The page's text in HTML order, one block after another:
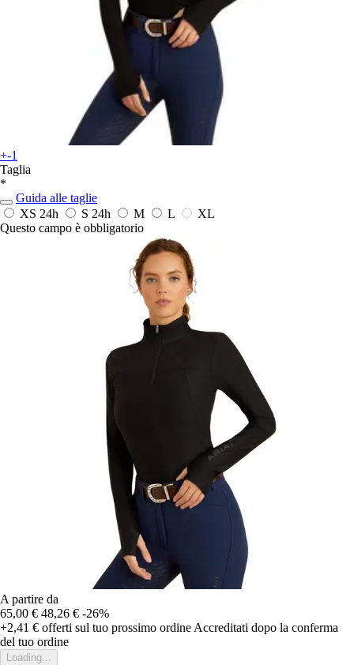
+-1
Taglia
*
Guida alle taglie
XS 24h S 24h M L
XL
Questo campo è obbligatorio
A partire da
65,00 € 48,26 € -26%
+2,41 € offerti sul tuo prossimo ordine Accreditati dopo la conferma
del tuo ordine
Loading...